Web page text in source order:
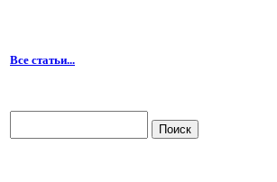
Все статьи...